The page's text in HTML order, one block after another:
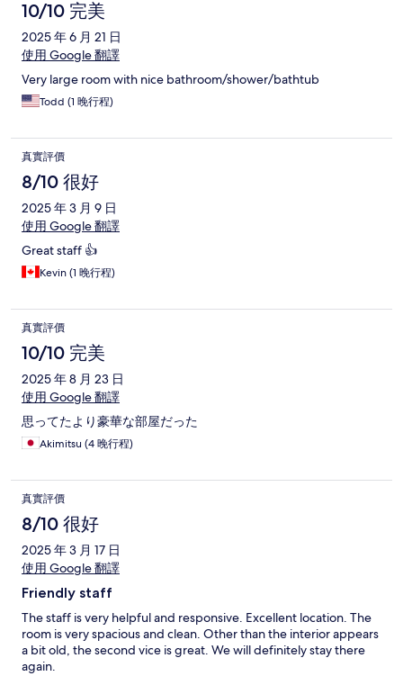
10/10 完美
2025 年 6 月 21 日
使用 Google 翻譯
Very large room with nice bathroom/shower/bathtub
Todd (1 晚行程)
真實評價
8/10 很好
2025 年 3 月 9 日
使用 Google 翻譯
Great staff 👍
Kevin (1 晚行程)
真實評價
10/10 完美
2025 年 8 月 23 日
使用 Google 翻譯
思ってたより豪華な部屋だった
Akimitsu (4 晚行程)
真實評價
8/10 很好
2025 年 3 月 17 日
使用 Google 翻譯
Friendly staff
The staff is very helpful and responsive. Excellent location. The
room is very spacious and clean. Other than the interior appears
a bit old, the second vice is great. We will definitely stay there
again.